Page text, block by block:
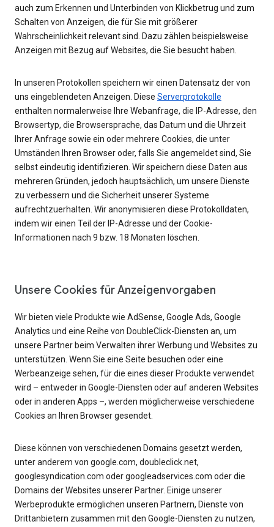
auch zum Erkennen und Unterbinden von Klickbetrug und zum
Schalten von Anzeigen, die für Sie mit größerer
Wahrscheinlichkeit relevant sind. Dazu zählen beispielsweise
Anzeigen mit Bezug auf Websites, die Sie besucht haben.
In unseren Protokollen speichern wir einen Datensatz der von
uns eingeblendeten Anzeigen. Diese Serverprotokolle
enthalten normalerweise Ihre Webanfrage, die IP-Adresse, den
Browsertyp, die Browsersprache, das Datum und die Uhrzeit
Ihrer Anfrage sowie ein oder mehrere Cookies, die unter
Umständen Ihren Browser oder, falls Sie angemeldet sind, Sie
selbst eindeutig identifizieren. Wir speichern diese Daten aus
mehreren Gründen, jedoch hauptsächlich, um unsere Dienste
zu verbessern und die Sicherheit unserer Systeme
aufrechtzuerhalten. Wir anonymisieren diese Protokolldaten,
indem wir einen Teil der IP-Adresse und der Cookie-
Informationen nach 9 bzw. 18 Monaten löschen.
Unsere Cookies für Anzeigenvorgaben
Wir bieten viele Produkte wie AdSense, Google Ads, Google
Analytics und eine Reihe von DoubleClick-Diensten an, um
unsere Partner beim Verwalten ihrer Werbung und Websites zu
unterstützen. Wenn Sie eine Seite besuchen oder eine
Werbeanzeige sehen, für die eines dieser Produkte verwendet
wird – entweder in Google-Diensten oder auf anderen Websites
oder in anderen Apps –, werden möglicherweise verschiedene
Cookies an Ihren Browser gesendet.
Diese können von verschiedenen Domains gesetzt werden,
unter anderem von google.com, doubleclick.net,
googlesyndication.com oder googleadservices.com oder die
Domains der Websites unserer Partner. Einige unserer
Werbeprodukte ermöglichen unseren Partnern, Dienste von
Drittanbietern zusammen mit den Google-Diensten zu nutzen,